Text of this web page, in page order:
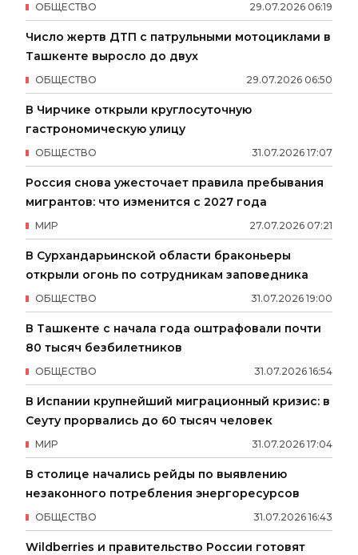
29.07.2026 06:19
ОБЩЕСТВО
Число жертв ДТП с патрульными мотоциклами в
Ташкенте выросло до двух
29.07.2026 06:50
ОБЩЕСТВО
В Чирчике открыли круглосуточную
гастрономическую улицу
31.07.2026 17:07
ОБЩЕСТВО
Россия снова ужесточает правила пребывания
мигрантов: что изменится с 2027 года
27.07.2026 07:21
МИР
В Сурхандарьинской области браконьеры
открыли огонь по сотрудникам заповедника
31.07.2026 19:00
ОБЩЕСТВО
В Ташкенте с начала года оштрафовали почти
80 тысяч безбилетников
31.07.2026 16:54
ОБЩЕСТВО
В Испании крупнейший миграционный кризис: в
Сеуту прорвались до 60 тысяч человек
31.07.2026 17:04
МИР
В столице начались рейды по выявлению
незаконного потребления энергоресурсов
31.07.2026 16:43
ОБЩЕСТВО
Wildberries и правительство России готовят